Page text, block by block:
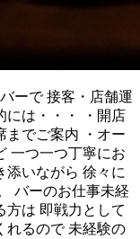
ーで 接客・店舗運
には・・・ ・開店
までご案内 ・オー
一つ一つ丁寧にお
添いながら 徐々に
バーのお仕事未経
方は 即戦力として
れるので 未経験の